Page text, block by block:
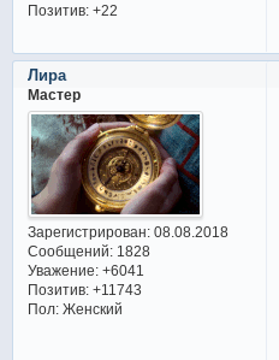
Позитив: +22
Лира
Мастер
Зарегистрирован: 08.08.2018
Сообщений:1828
Уважение: +6041
Позитив: +11743
Пол:Женский